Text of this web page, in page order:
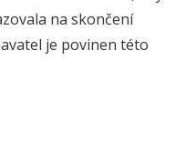
na skončení
je povinen této